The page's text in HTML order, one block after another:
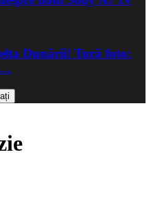
Dunării! Tură foto: